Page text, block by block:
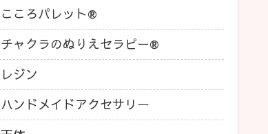
こころパレット®
チャクラのぬりえセラピー®
レジン
ハンドメイドアクセサリー